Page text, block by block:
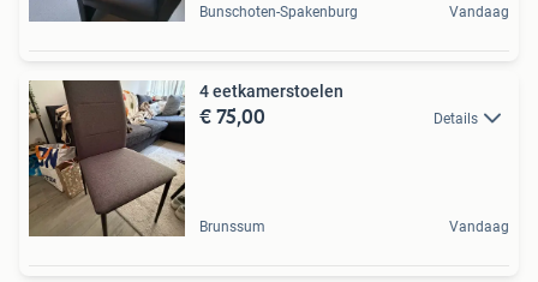
Bunschoten-Spakenburg Vandaag
4 eetkamerstoelen
€ 75,00 Details
Brunssum Vandaag